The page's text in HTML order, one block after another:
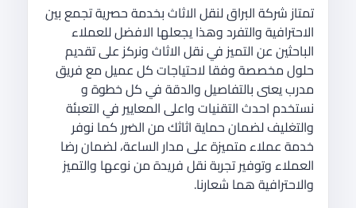
تمتاز شركة البراق لنقل الاثاث بخدمة حصرية تجمع بين
الاحترافية والتفرد وهذا يجعلها الافضل للعملاء
الباحثين عن التميز في نقل الاثاث ونركز على تقديم
حلول مخصصة وفقا لاحتياجات كل عميل مع فريق
مدرب يعنى بالتفاصيل والدقة في كل خطوة و
نستخدم احدث التقنيات واعلى المعايير في التعبئة
والتغليف لضمان حماية اثاثك من الضرر كما نوفر
خدمة عملاء متميزة على مدار الساعة، لضمان رضا
العملاء وتوفير تجربة نقل فريدة من نوعها والتميز
والاحترافية هما شعارنا.